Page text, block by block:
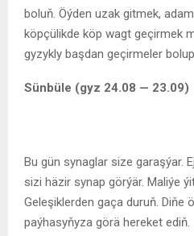
boluň. Öýden uzak gitmek,
köpçülikde köp wagt geçirmek
gyzykly başdan geçirmeler
Sünbüle (gyz 24.08 — 23.09)
Bu gün synaglar size garaşýar.
sizi häzir synap görýär. Maliýe
Geleşiklerden gaça duruň. Diňe
paýhasyňyza görä hereket ediň.